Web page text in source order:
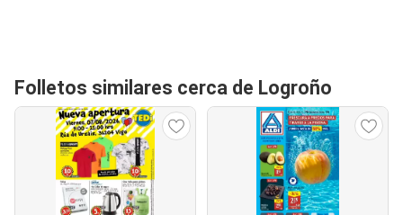
Folletos similares cerca de Logroño